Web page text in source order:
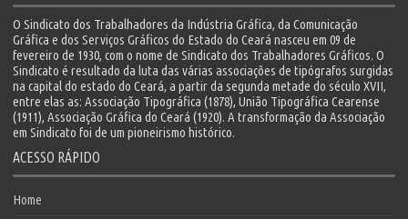
O Sindicato dos Trabalhadores da Indústria Gráfica, da Comunicação
Gráfica e dos Serviços Gráficos do Estado do Ceará nasceu em 09 de
fevereiro de 1930, com o nome de Sindicato dos Trabalhadores Gráficos. O
Sindicato é resultado da luta das várias associações de tipógrafos surgidas
na capital do estado do Ceará, a partir da segunda metade do século XVII,
entre elas as: Associação Tipográfica (1878), União Tipográfica Cearense
(1911), Associação Gráfica do Ceará (1920). A transformação da Associação
em Sindicato foi de um pioneirismo histórico.
ACESSO RÁPIDO
Home